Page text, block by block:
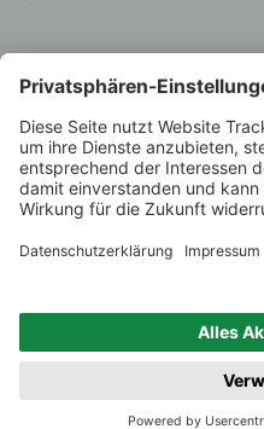
1.000 Winzer –